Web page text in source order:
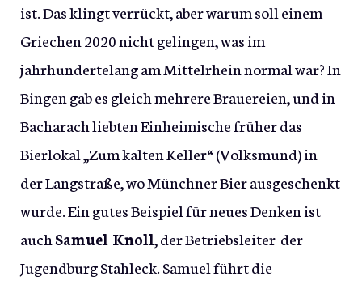
ist. Das klingt verrückt, aber warum soll einem
Griechen 2020 nicht gelingen, was im
jahrhundertelang am Mittelrhein normal war? In
Bingen gab es gleich mehrere Brauereien, und in
Bacharach liebten Einheimische früher das
Bierlokal „Zum kalten Keller“ (Volksmund) in
der Langstraße, wo Münchner Bier ausgeschenkt
wurde. Ein gutes Beispiel für neues Denken ist
auchSamuel Knoll, der Betriebsleiter der
Jugendburg Stahleck. Samuel führt die